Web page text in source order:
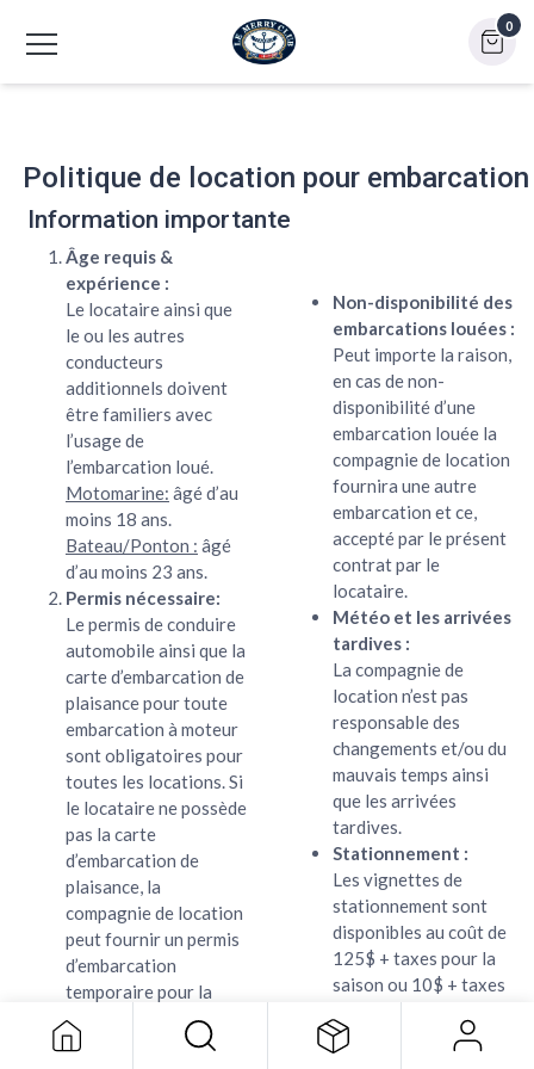
0
Politique de location pour embarcation
Information importante
Âge requis &
expérience :
Le locataire ainsi que
le ou les autres
conducteurs
additionnels doivent
être familiers avec
l’usage de
l’embarcation loué.
Motomarine: âgé d’au
moins 18 ans.
Bateau/Ponton : âgé
d’au moins 23 ans.
Permis nécessaire:
Le permis de conduire
automobile ainsi que la
carte d’embarcation de
plaisance pour toute
embarcation à moteur
sont obligatoires pour
toutes les locations. Si
le locataire ne possède
pas la carte
d’embarcation de
plaisance, la
compagnie de location
peut fournir un permis
d’embarcation
temporaire pour la
durée de la location
sans frais. Pour un
Non-disponibilité des
embarcations louées :
Peut importe la raison,
en cas de non-
disponibilité d’une
embarcation louée la
compagnie de location
fournira une autre
embarcation et ce,
accepté par le présent
contrat par le
locataire.
Météo et les arrivées
tardives :
La compagnie de
location n’est pas
responsable des
changements et/ou du
mauvais temps ainsi
que les arrivées
tardives.
Stationnement :
Les vignettes de
stationnement sont
disponibles au coût de
125$ + taxes pour la
saison ou 10$ + taxes
véhicules peuvent être